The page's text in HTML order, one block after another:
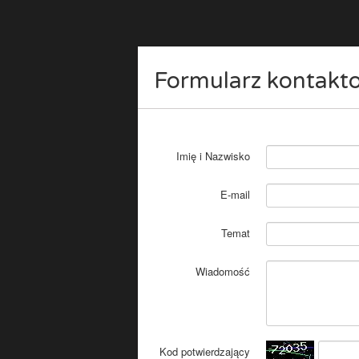
Formularz
Imię i Nazwisko
E-mail
Temat
Wiadomość
Kod potwierdzający